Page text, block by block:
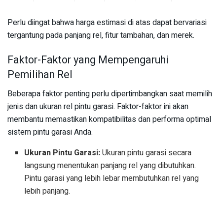
Perlu diingat bahwa harga estimasi di atas dapat bervariasi
tergantung pada panjang rel, fitur tambahan, dan merek.
Faktor-Faktor yang Mempengaruhi
Pemilihan Rel
Beberapa faktor penting perlu dipertimbangkan saat memilih
jenis dan ukuran rel pintu garasi. Faktor-faktor ini akan
membantu memastikan kompatibilitas dan performa optimal
sistem pintu garasi Anda.
Ukuran Pintu Garasi:Ukuran pintu garasi secara
langsung menentukan panjang rel yang dibutuhkan.
Pintu garasi yang lebih lebar membutuhkan rel yang
lebih panjang.